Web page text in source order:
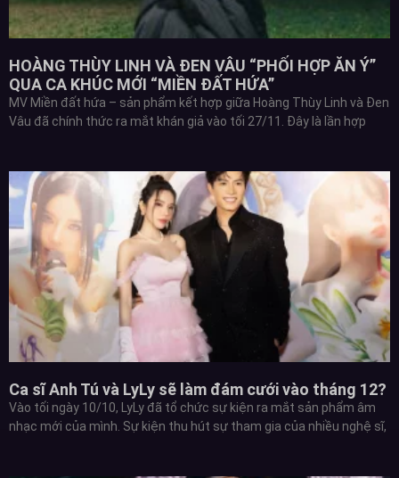
HOÀNG THÙY LINH VÀ ĐEN VÂU “PHỐI HỢP ĂN Ý”
QUA CA KHÚC MỚI “MIỀN ĐẤT HỨA”
MV Miền đất hứa – sản phẩm kết hợp giữa Hoàng Thùy Linh và Đen
Vâu đã chính thức ra mắt khán giả vào tối 27/11. Đây là lần hợp
Ca sĩ Anh Tú và LyLy sẽ làm đám cưới vào tháng 12?
Vào tối ngày 10/10, LyLy đã tổ chức sự kiện ra mắt sản phẩm âm
nhạc mới của mình. Sự kiện thu hút sự tham gia của nhiều nghệ sĩ,